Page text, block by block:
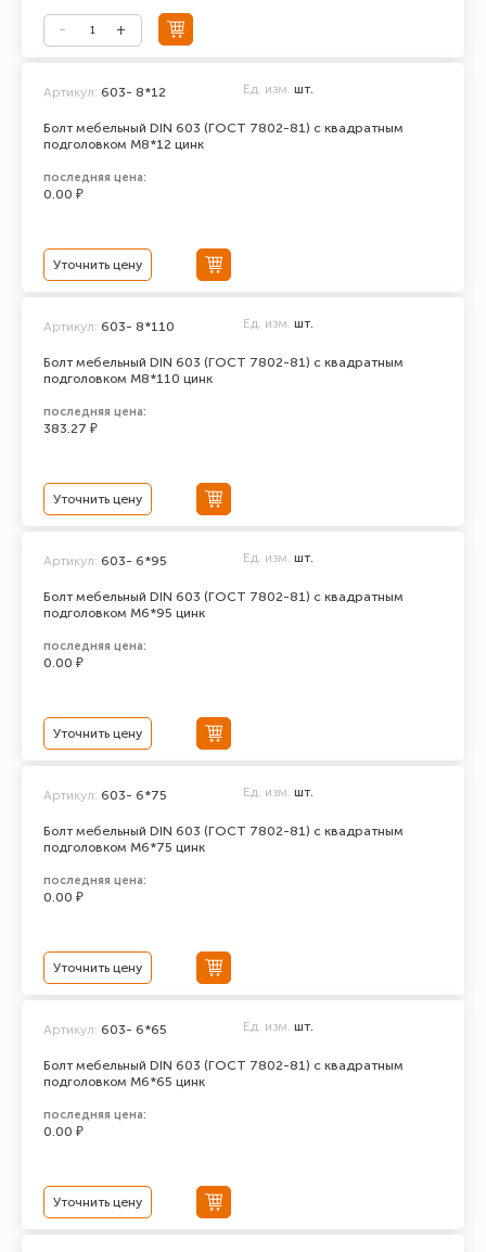
Болт мебельный DIN 603 (ГОСТ 7802-81) с квадратным
подголовком М8*12 цинк
Артикул: 603- 8*12 Ед. изм. шт.
последняя цена:
0.00 ₽
Уточнить цену
Болт мебельный DIN 603 (ГОСТ 7802-81) с квадратным
подголовком М8*110 цинк
Артикул: 603- 8*110 Ед. изм. шт.
последняя цена:
383.27 ₽
Уточнить цену
Болт мебельный DIN 603 (ГОСТ 7802-81) с квадратным
подголовком М6*95 цинк
Артикул: 603- 6*95 Ед. изм. шт.
последняя цена:
0.00 ₽
Уточнить цену
Болт мебельный DIN 603 (ГОСТ 7802-81) с квадратным
подголовком М6*75 цинк
Артикул: 603- 6*75 Ед. изм. шт.
последняя цена:
0.00 ₽
Уточнить цену
Болт мебельный DIN 603 (ГОСТ 7802-81) с квадратным
подголовком М6*65 цинк
Артикул: 603- 6*65 Ед. изм. шт.
последняя цена:
0.00 ₽
Уточнить цену